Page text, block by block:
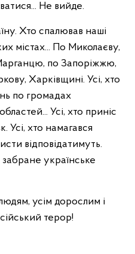
Не вийде.
Хто спалював наші
містах... По Миколаєву,
по Запоріжжю,
Харківщині. Усі, хто
по громадах
Усі, хто приніс
Усі, хто намагався
відповідатимуть.
українське
усім дорослим і
терор!